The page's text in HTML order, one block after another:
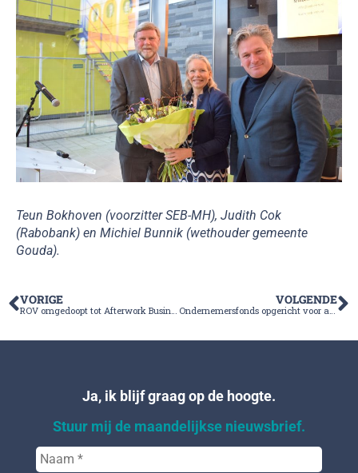
Teun Bokhoven (voorzitter SEB-MH), Judith Cok
(Rabobank) en Michiel Bunnik (wethouder gemeente
Gouda).
VORIGE VOLGENDE
Ja, ik blijf graag op de hoogte.
Stuur mij de maandelijkse nieuwsbrief.